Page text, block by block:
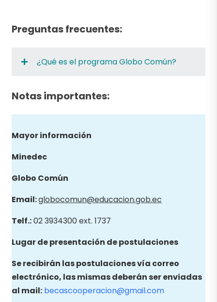
Preguntas frecuentes:
¿Qué es el programa Globo Común?
Notas importantes:
Mayor información
Minedec
Globo Común
Email:globocomun@educacion.gob.ec
Telf.:02 3934300 ext. 1737
Lugar de presentación de postulaciones
Se recibirán las postulaciones vía correo
electrónico, las mismas deberán ser enviadas
al mail: becascooperacion@gmail.com